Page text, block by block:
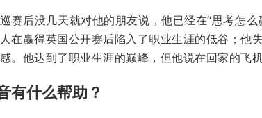
赛后没几天就对他的朋友说，他已经在“思考怎
在赢得英国公开赛后陷入了职业生涯的低谷；他
。他达到了职业生涯的巅峰，但他说在回家的飞
有什么帮助？